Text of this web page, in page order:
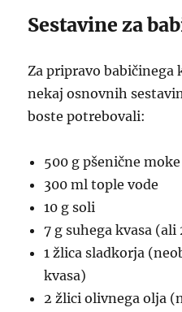
Sestavine za
Za pripravo babičinega
nekaj osnovnih
boste potrebovali:
500 g pšenične
300 ml tople vode
10 g soli
7 g suhega kvasa (ali
1 žlica sladkorja
kvasa)
2 žlici olivnega olja